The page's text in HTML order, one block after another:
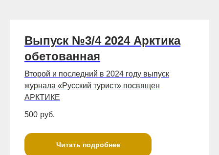
Выпуск №3/4 2024 Арктика
обетованная
Второй и последний в 2024 году выпуск
журнала «Русский турист» посвящен
АРКТИКЕ
500 руб.
Читать подробнее